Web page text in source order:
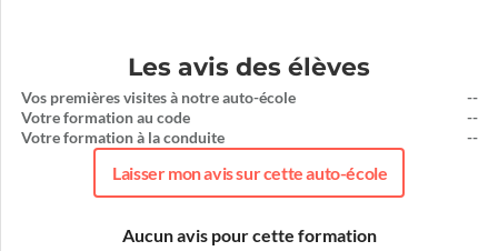
Les avis des élèves
Vos premières visites à notre auto-école
Votre formation au code
Votre formation à la conduite
--
--
--
Laisser mon avis sur cette auto-école
Aucun avis pour cette formation